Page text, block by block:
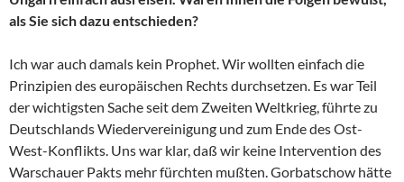
als Sie sich dazu entschieden?
Ich war auch damals kein Prophet. Wir wollten einfach die
Prinzipien des europäischen Rechts durchsetzen. Es war Teil
der wichtigsten Sache seit dem Zweiten Weltkrieg, führte zu
Deutschlands Wiedervereinigung und zum Ende des Ost-
West-Konflikts. Uns war klar, daß wir keine Intervention des
Warschauer Pakts mehr fürchten mußten. Gorbatschow hätte